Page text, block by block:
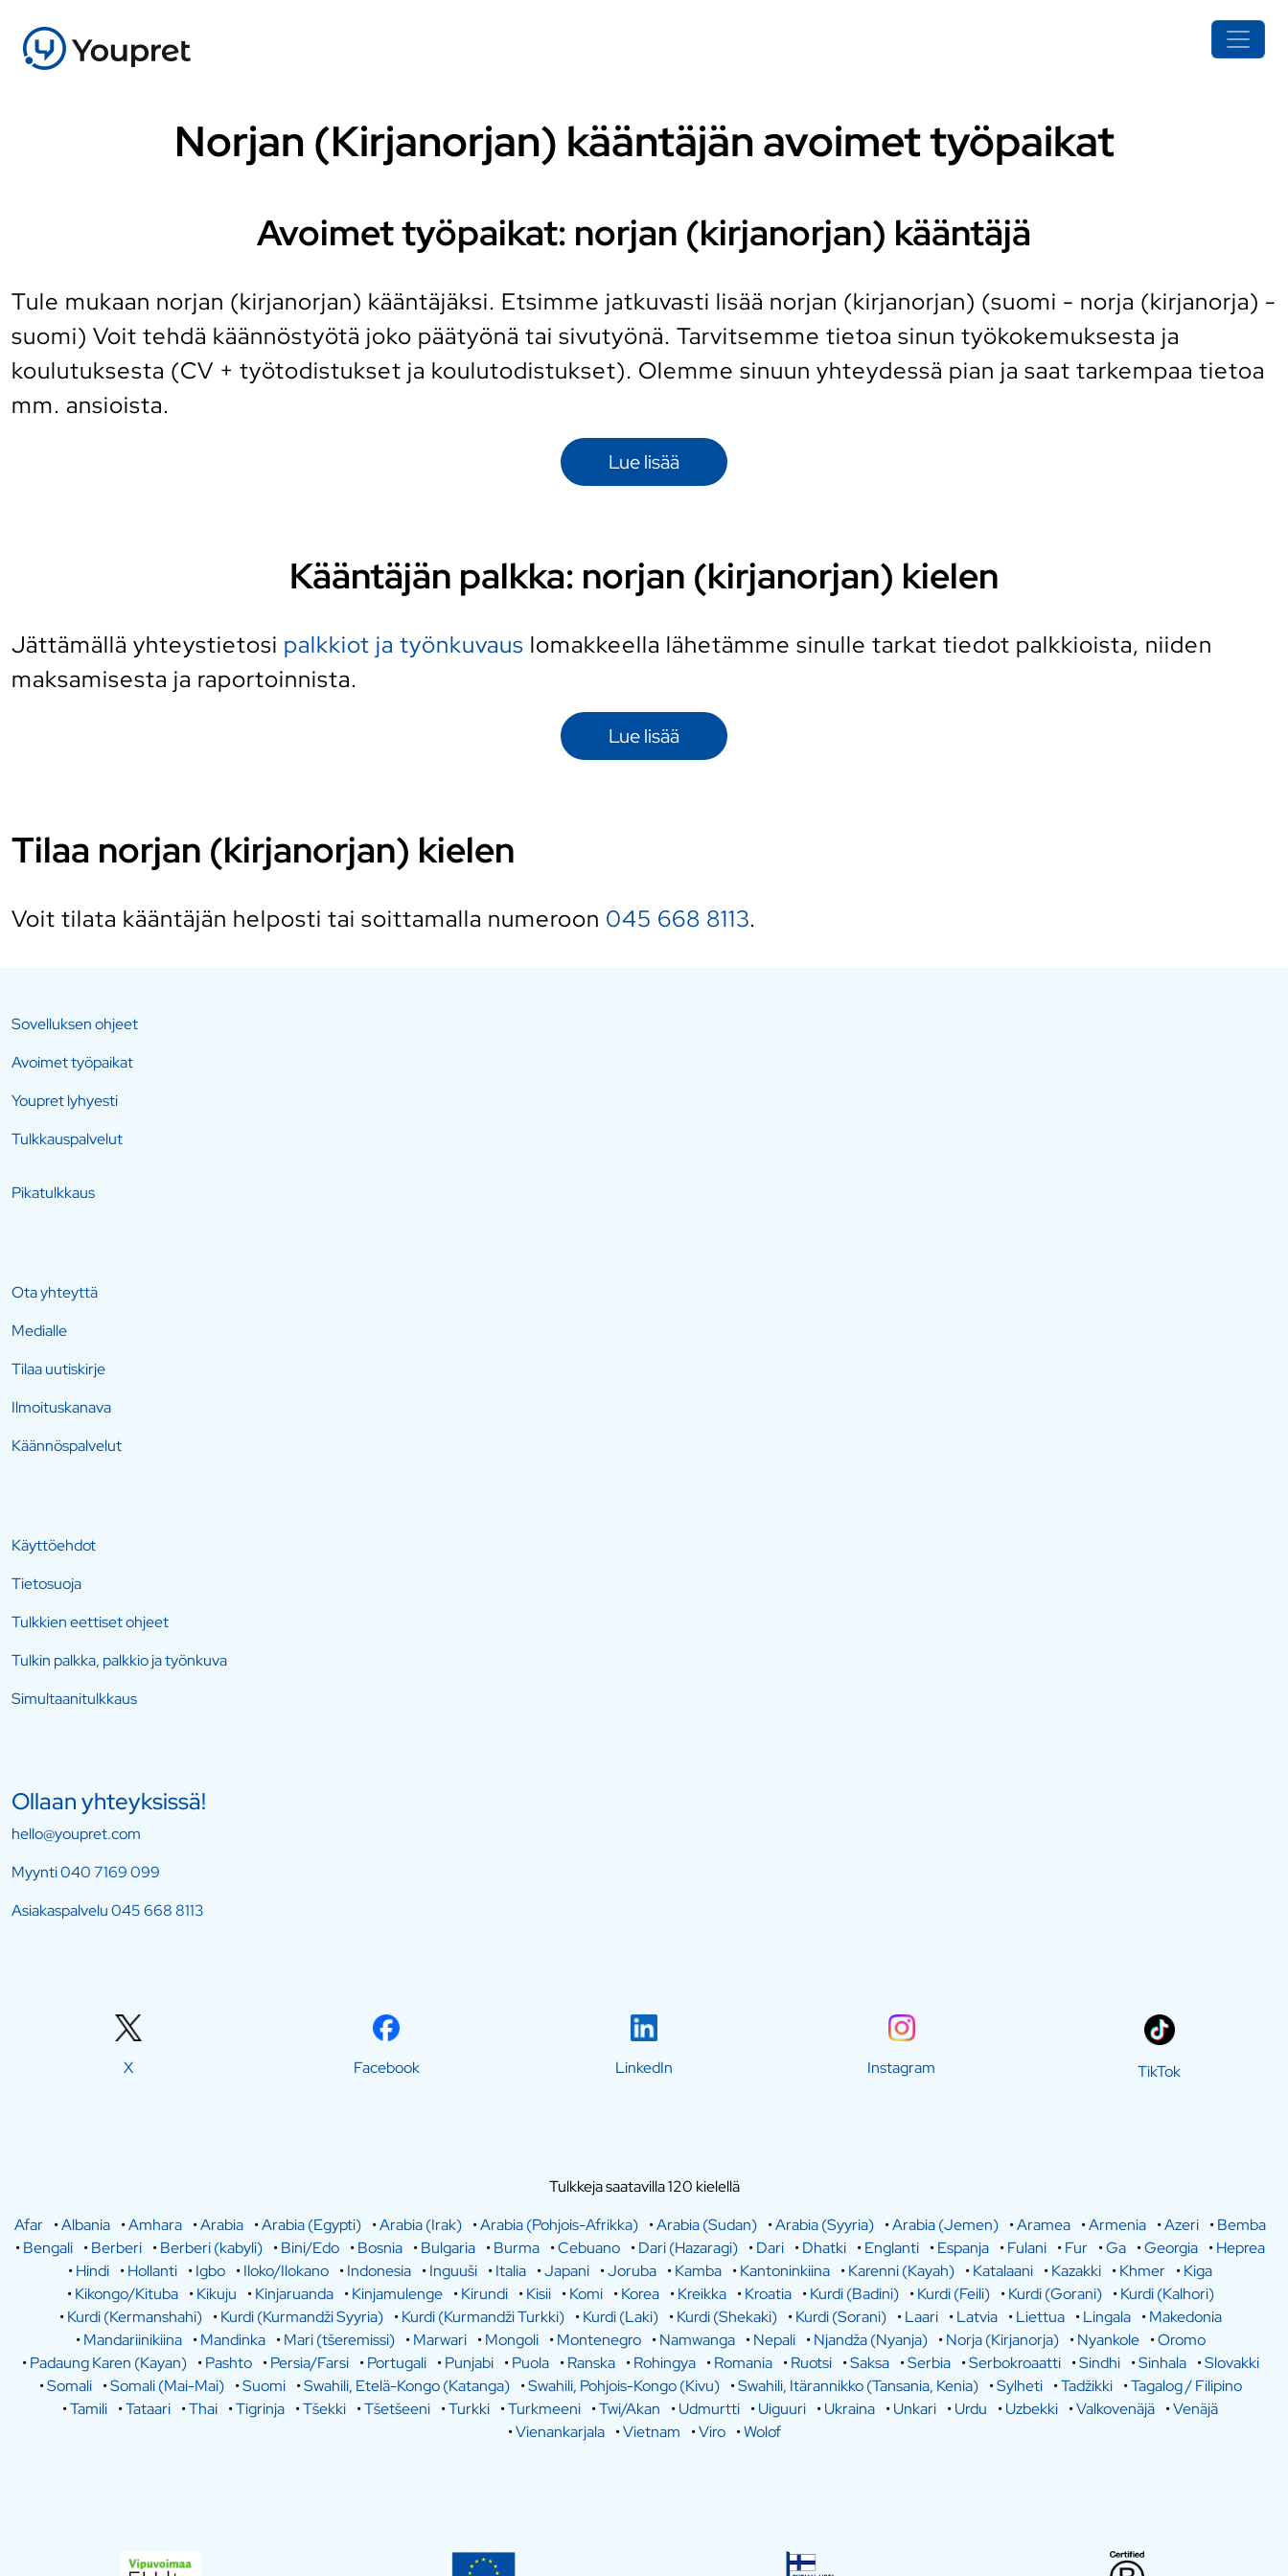
Norjan (Kirjanorjan) kääntäjän avoimet työpaikat
Avoimet työpaikat: norjan (kirjanorjan) kääntäjä
Tule mukaan norjan (kirjanorjan) kääntäjäksi. Etsimme jatkuvasti lisää norjan (kirjanorjan) (suomi - norja (kirjanorja) -
suomi) Voit tehdä käännöstyötä joko päätyönä tai sivutyönä. Tarvitsemme tietoa sinun työkokemuksesta ja
koulutuksesta (CV + työtodistukset ja koulutodistukset). Olemme sinuun yhteydessä pian ja saat tarkempaa tietoa
mm. ansioista.
Lue lisää
Kääntäjän palkka: norjan (kirjanorjan) kielen
Jättämällä yhteystietosi palkkiot ja työnkuvaus lomakkeella lähetämme sinulle tarkat tiedot palkkioista, niiden
maksamisesta ja raportoinnista.
Lue lisää
Tilaa norjan (kirjanorjan) kielen
Voit tilata kääntäjän helposti tai soittamalla numeroon 045 668 8113.
Sovelluksen ohjeet
Avoimet työpaikat
Youpret lyhyesti
Tulkkauspalvelut
Pikatulkkaus
Ota yhteyttä
Medialle
Tilaa uutiskirje
Ilmoituskanava
Käännöspalvelut
Käyttöehdot
Tietosuoja
Tulkkien eettiset ohjeet
Tulkin palkka, palkkio ja työnkuva
Simultaanitulkkaus
Ollaan yhteyksissä!
hello@youpret.com
Myynti040 7169 099
Asiakaspalvelu045 668 8113
X Facebook LinkedIn Instagram TikTok
Tulkkeja saatavilla 120 kielellä
Afar •Albania •Amhara •Arabia •Arabia (Egypti) •Arabia (Irak) •Arabia (Pohjois-Afrikka) •Arabia (Sudan) •Arabia (Syyria) •Arabia (Jemen) •Aramea •Armenia •Azeri •Bemba
•Bengali •Berberi •Berberi (kabyli) •Bini/Edo •Bosnia •Bulgaria •Burma •Cebuano •Dari (Hazaragi) •Dari •Dhatki •Englanti •Espanja •Fulani •Fur •Ga •Georgia •Heprea
•Hindi •Hollanti •Igbo •Iloko/Ilokano •Indonesia •Inguuši •Italia •Japani •Joruba •Kamba •Kantoninkiina •Karenni (Kayah) •Katalaani •Kazakki •Khmer •Kiga
•Kikongo/Kituba •Kikuju •Kinjaruanda •Kinjamulenge •Kirundi •Kisii •Komi •Korea •Kreikka •Kroatia •Kurdi (Badini) •Kurdi (Feili) •Kurdi (Gorani) •Kurdi (Kalhori)
•Kurdi (Kermanshahi) •Kurdi (Kurmandži Syyria) •Kurdi (Kurmandži Turkki) •Kurdi (Laki) •Kurdi (Shekaki) •Kurdi (Sorani) •Laari •Latvia •Liettua •Lingala •Makedonia
•Mandariinikiina •Mandinka •Mari (tšeremissi) •Marwari •Mongoli •Montenegro •Namwanga •Nepali •Njandža (Nyanja) •Norja (Kirjanorja) •Nyankole •Oromo
•Padaung Karen (Kayan) •Pashto •Persia/Farsi •Portugali •Punjabi •Puola •Ranska •Rohingya •Romania •Ruotsi •Saksa •Serbia •Serbokroaatti •Sindhi •Sinhala •Slovakki
•Somali •Somali (Mai-Mai) •Suomi •Swahili, Etelä-Kongo (Katanga) •Swahili, Pohjois-Kongo (Kivu) •Swahili, Itärannikko (Tansania, Kenia) •Sylheti •Tadžikki •Tagalog / Filipino
•Tamili •Tataari •Thai •Tigrinja •Tšekki •Tšetšeeni •Turkki •Turkmeeni •Twi/Akan •Udmurtti •Uiguuri •Ukraina •Unkari •Urdu •Uzbekki •Valkovenäjä •Venäjä
•Vienankarjala •Vietnam •Viro •Wolof